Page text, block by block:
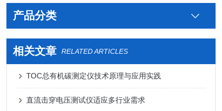
产品分类
相关文章 RELATED ARTICLES
TOC总有机碳测定仪技术原理与应用实践
直流击穿电压测试仪适应多行业需求